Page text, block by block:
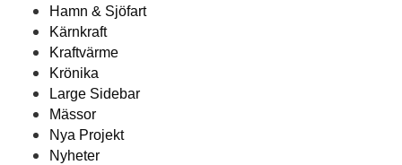
Hamn & Sjöfart
Kärnkraft
Kraftvärme
Krönika
Large Sidebar
Mässor
Nya Projekt
Nyheter